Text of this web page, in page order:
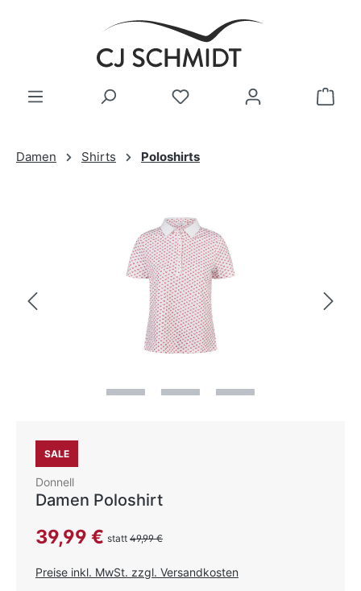
Zum Hauptinhalt springen
Damen Shirts Poloshirts
SALE
Donnell
Damen Poloshirt
Verkaufspreis:
39,99 € statt 49,99 €
Preise inkl. MwSt. zzgl. Versandkosten